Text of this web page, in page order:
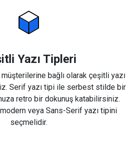
Yazı Tipleri
müşterilerine bağlı olarak çeşitli yazı
Serif yazı tipi ile serbest stilde bir
retro bir dokunuş katabilirsiniz.
veya Sans-Serif yazı tipini
seçmelidir.